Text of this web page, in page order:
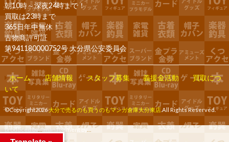
朝10時～深夜24時まで！
買取は23時まで
365日年中無休！
古物商許可証
第941180000752号 大分県公安委員会
ホーム 店舗情報 スタッフ募集 義援金活動
買取につ
いて
©Copyright2026大分で売るのも買うのもマンガ倉庫大分東店.All Rights Reserved.
produced by...management by...